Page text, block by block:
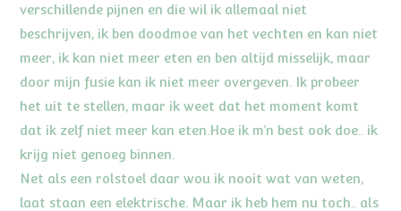
verschillende pijnen en die wil ik allemaal niet
beschrijven, ik ben doodmoe van het vechten en kan niet
meer, ik kan niet meer eten en ben altijd misselijk, maar
door mijn fusie kan ik niet meer overgeven. Ik probeer
het uit te stellen, maar ik weet dat het moment komt
dat ik zelf niet meer kan eten.Hoe ik m’n best ook doe.. ik
krijg niet genoeg binnen.
Net als een rolstoel daar wou ik nooit wat van weten,
laat staan een elektrische. Maar ik heb hem nu toch.. als